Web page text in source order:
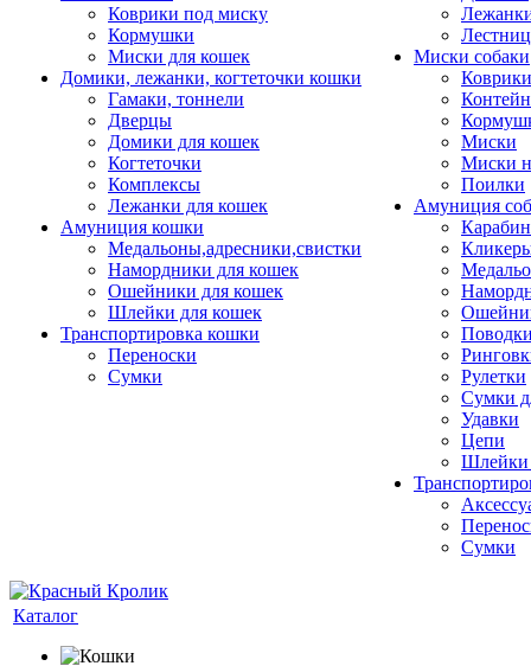
Коврики под миску
Кормушки
Миски для кошек
Домики, лежанки, когтеточки кошки
Гамаки, тоннели
Дверцы
Домики для кошек
Когтеточки
Комплексы
Лежанки для кошек
Амуниция кошки
Медальоны,адресники,свистки
Намордники для кошек
Ошейники для кошек
Шлейки для кошек
Транспортировка кошки
Переноски
Сумки
Миски собаки
Миски
Миски
Поилки
Амуниция
Рулетки
Сумки
Удавки
Цепи
Шлейки
Сумки
Каталог